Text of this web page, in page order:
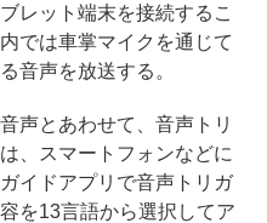
レット端末を接続するこ
では車掌マイクを通じて
音声を放送する。
声とあわせて、音声トリ
、スマートフォンなどに
イドアプリで音声トリガ
を13言語から選択してア